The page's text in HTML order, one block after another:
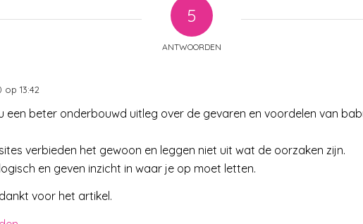
5
ANTWOORDEN
13:42
een beter onderbouwd uitleg over de gevaren en voordelen van
verbieden het gewoon en leggen niet uit wat de oorzaken zijn.
en geven inzicht in waar je op moet letten.
voor het artikel.